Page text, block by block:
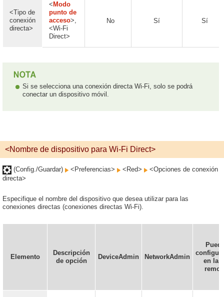
<Tipo de
conexión
directa>
< Modo
punto de
acceso>,
<Wi-Fi
Direct>
No Sí Sí
Si se selecciona una conexión directa Wi-Fi, solo se podrá
conectar un dispositivo móvil.
<Nombre de dispositivo para Wi-Fi Direct>
(Config./Guardar) <Preferencias> <Red>
<Opciones de conexión
directa>
Especifique el nombre del dispositivo que desea utilizar para las
conexiones directas (conexiones directas Wi-Fi).
Elemento
Descripción
de opción
DeviceAdmin NetworkAdmin
en la